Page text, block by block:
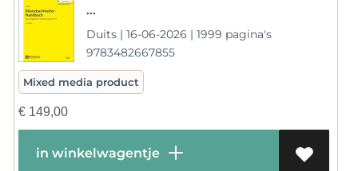
...
Duits | 16-06-2026 | 1999 pagina's
9783482667855
Mixed media product
€149,00
in winkelwagentje